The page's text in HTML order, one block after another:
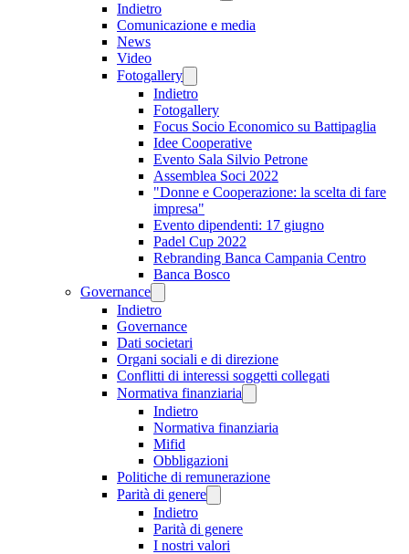
Indietro
Comunicazione e media
News
Video
Fotogallery
Indietro
Fotogallery
Focus Socio Economico su Battipaglia
Idee Cooperative
Evento Sala Silvio Petrone
Assemblea Soci 2022
"Donne e Cooperazione: la scelta di fare
impresa"
Evento dipendenti: 17 giugno
Padel Cup 2022
Rebranding Banca Campania Centro
Banca Bosco
Governance
Indietro
Governance
Dati societari
Organi sociali e di direzione
Conflitti di interessi soggetti collegati
Normativa finanziaria
Indietro
Normativa finanziaria
Mifid
Obbligazioni
Politiche di remunerazione
Parità di genere
Indietro
Parità di genere
I nostri valori